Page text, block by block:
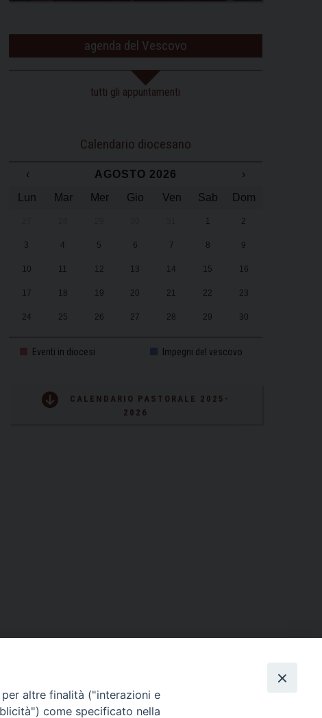
agenda del Vescovo
tutti gli appuntamenti
Calendario diocesano
‹ AGOSTO 2026
›
Lun
Mar Mer Gio Ven Sab Dom
1 2
3 4 5 6 7 8 9
10 11 12 13 14 15 16
17 18 19 20 21 22 23
24 25 26 27 28 29 30
Eventi in diocesi Impegni del vescovo
CALENDARIO PASTORALE 2025-
2026
altre finalità ("interazioni e
come specificato nella